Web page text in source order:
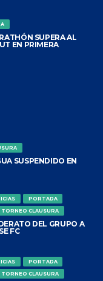
SUPERA AL
EN PRIMERA
SUSPENDIDO EN
PORTADA
CLAUSURA
DEL GRUPO A
FC
PORTADA
CLAUSURA